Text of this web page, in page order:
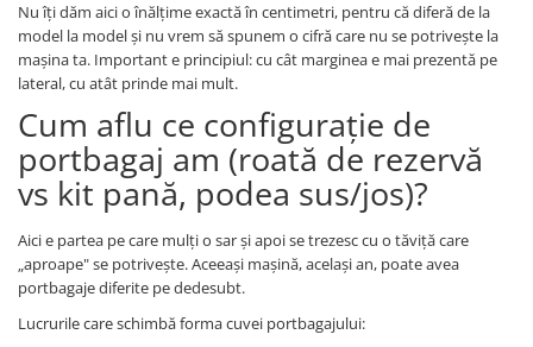
Nu îți dăm aici o înălțime exactă în centimetri, pentru că diferă de la
model la model și nu vrem să spunem o cifră care nu se potrivește la
mașina ta. Important e principiul: cu cât marginea e mai prezentă pe
lateral, cu atât prinde mai mult.
Cum aflu ce configurație de
portbagaj am (roată de rezervă
vs kit pană, podea sus/jos)?
Aici e partea pe care mulți o sar și apoi se trezesc cu o tăviță care
„aproape" se potrivește. Aceeași mașină, același an, poate avea
portbagaje diferite pe dedesubt.
Lucrurile care schimbă forma cuvei portbagajului: